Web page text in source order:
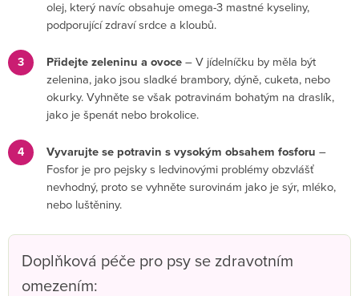
olej, který navíc obsahuje omega-3 mastné kyseliny,
podporující zdraví srdce a kloubů.
Přidejte zeleninu a ovoce– V jídelníčku by měla být
zelenina, jako jsou sladké brambory, dýně, cuketa, nebo
okurky. Vyhněte se však potravinám bohatým na draslík,
jako je špenát nebo brokolice.
Vyvarujte se potravin s vysokým obsahem fosforu –
Fosfor je pro pejsky s ledvinovými problémy obzvlášť
nevhodný, proto se vyhněte surovinám jako je sýr, mléko,
nebo luštěniny.
Doplňková péče pro psy se zdravotním
omezením: